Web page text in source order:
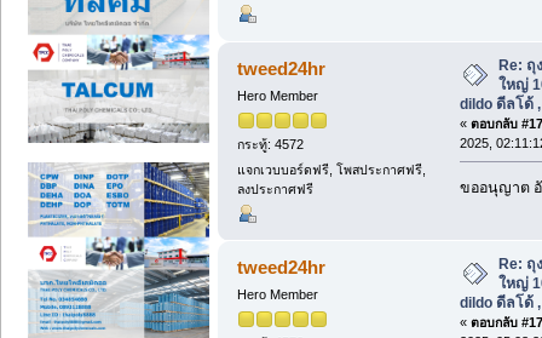
tweed24hr
Hero Member
กระทู้: 4572
แจกเวบบอร์ดฟรี, โพสประกาศฟรี,
ลงประกาศฟรี
Re: ถุ
ใหญ่
dildo ดีลโด้
« ตอบกลับ
2025,
ขออนุญาต
tweed24hr
Hero Member
Re: ถุ
ใหญ่
dildo ดีลโด้
« ตอบกลับ